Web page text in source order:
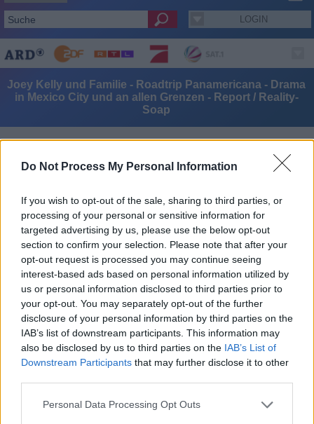
Do Not Process My Personal Information
If you wish to opt-out of the sale, sharing to third parties, or
processing of your personal or sensitive information for
targeted advertising by us, please use the below opt-out
section to confirm your selection. Please note that after your
opt-out request is processed you may continue seeing
interest-based ads based on personal information utilized by
us or personal information disclosed to third parties prior to
your opt-out. You may separately opt-out of the further
disclosure of your personal information by third parties on the
IAB’s list of downstream participants. This information may
also be disclosed by us to third parties on the IAB’s List of
Downstream Participants that may further disclose it to other
Personal Data Processing Opt Outs
LOGIN
Alle Sender
Joey Kelly und Familie - Roadtrip Panamericana - Drama
in Mexico City und an allen Grenzen - Report / Reality-
Soap